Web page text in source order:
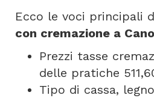
Ecco le voci principali
con cremazione a
Prezzi tasse
delle pratiche
Tipo di cassa,